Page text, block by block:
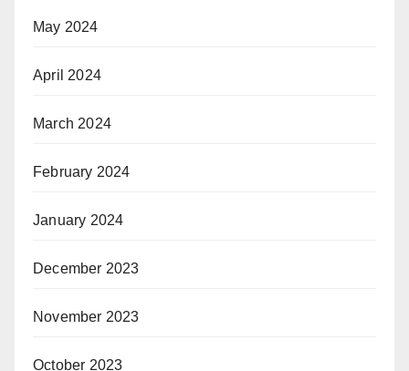
May 2024
April 2024
March 2024
February 2024
January 2024
December 2023
November 2023
October 2023